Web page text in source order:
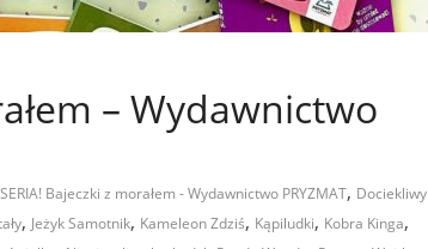
– Wydawnictwo
Bajeczki z morałem - Wydawnictwo PRYZMAT, Dociekliwy
, Jeżyk Samotnik, Kameleon Zdziś, Kąpiludki, Kobra Kinga,